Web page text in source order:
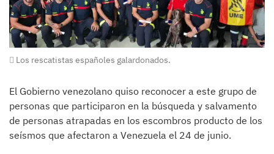
Los rescatistas españoles galardonados.
El Gobierno venezolano quiso reconocer a este grupo de
personas que participaron en la búsqueda y salvamento
de personas atrapadas en los escombros producto de los
seísmos que afectaron a Venezuela el 24 de junio.